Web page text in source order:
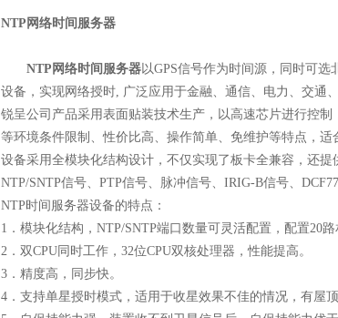
NTP网络时间服务器
NTP网络时间服务器以GPS信号作为时间源，同时可
设备，实现网络授时, 广泛应用于金融、通信、电力、交通
锐呈公司产品采用表面贴装技术生产，以高速芯片进行控
等环境条件限制、性价比高、操作简单、免维护等特点，适
设备采用全模块化结构设计，不仅实现了板卡全兼容，还
NTP/SNTP信号、PTP信号、脉冲信号、IRIG-B信号、
NTP时间服务器设备的特点：
1．模块化结构，NTP/SNTP端口数量可灵活配置，配置20路
2．双CPU同时工作，32位CPU双核处理器，性能提高。
3．精度高，同步快。
4．支持单星授时模式，适用于收星效果不佳的情况，有屋